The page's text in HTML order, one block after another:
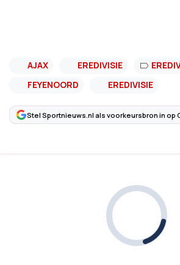
AJAX EREDIVISIE
FEYENOORD
EREDIVISIE
Stel Sportnieuws.nl als voorkeursbron in op